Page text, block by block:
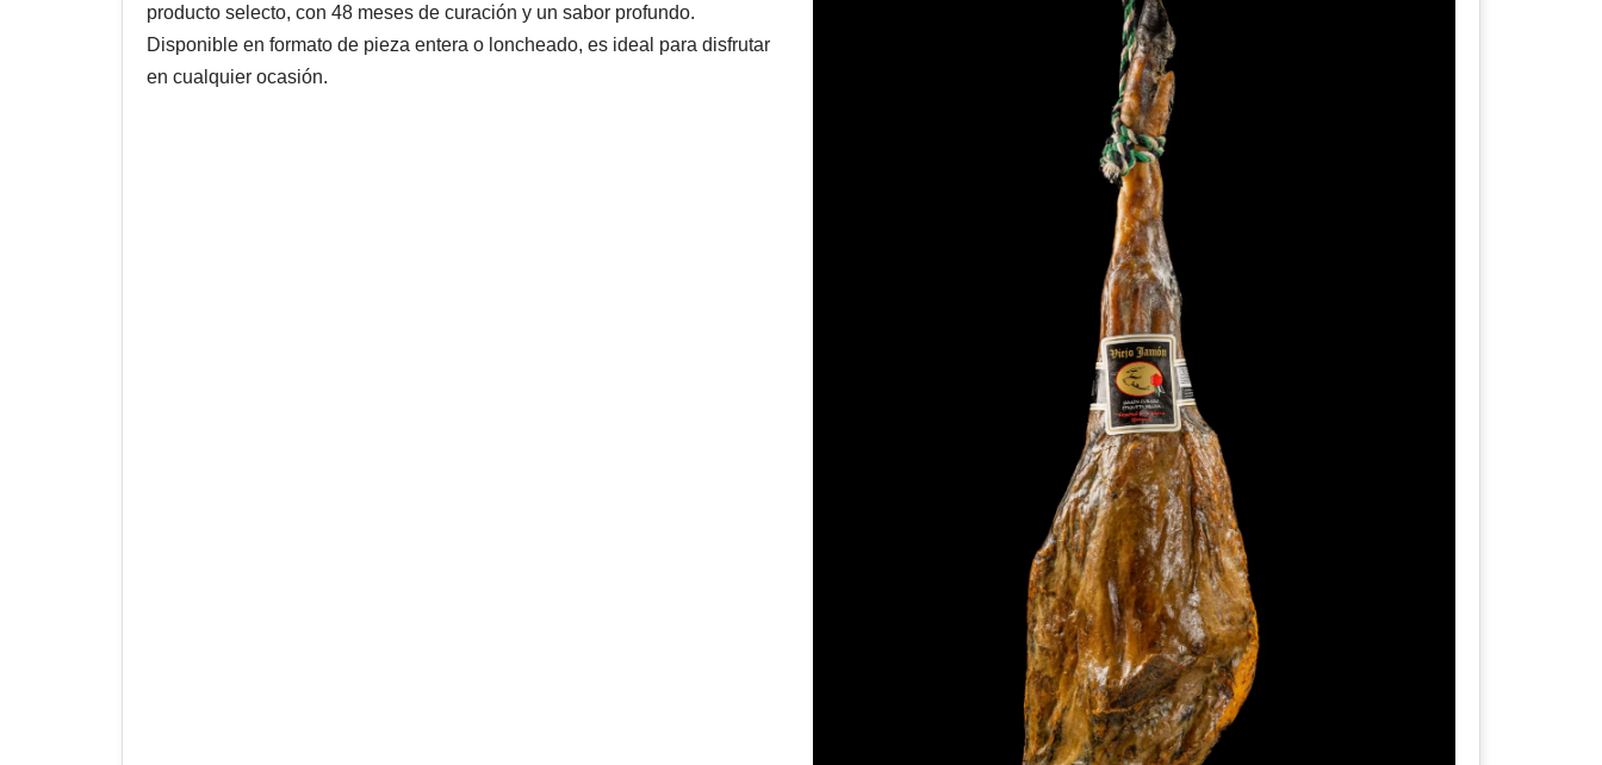
producto selecto, con 48 meses de curación y un sabor profundo.
Disponible en formato de pieza entera o loncheado, es ideal para disfrutar
en cualquier ocasión.